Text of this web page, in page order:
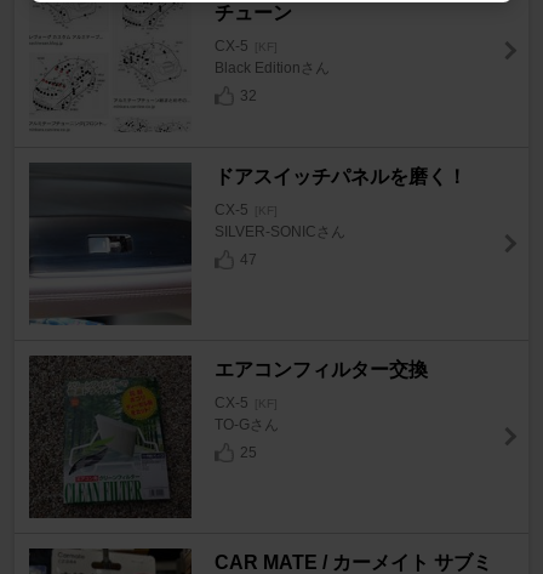
チューン
CX-5 [KF]
Black Editionさん
32
ドアスイッチパネルを磨く！
CX-5 [KF]
SILVER-SONICさん
47
エアコンフィルター交換
CX-5 [KF]
TO-Gさん
25
CAR MATE / カーメイト サブミ